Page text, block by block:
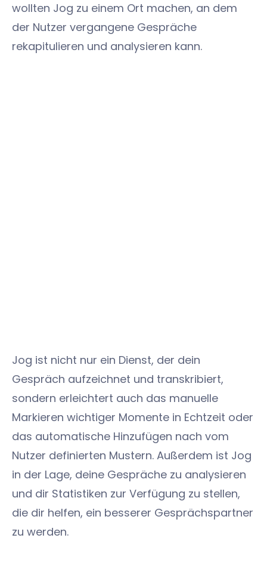
wollten Jog zu einem Ort machen, an dem
der Nutzer vergangene Gespräche
rekapitulieren und analysieren kann.
Jog ist nicht nur ein Dienst, der dein
Gespräch aufzeichnet und transkribiert,
sondern erleichtert auch das manuelle
Markieren wichtiger Momente in Echtzeit oder
das automatische Hinzufügen nach vom
Nutzer definierten Mustern. Außerdem ist Jog
in der Lage, deine Gespräche zu analysieren
und dir Statistiken zur Verfügung zu stellen,
die dir helfen, ein besserer Gesprächspartner
zu werden.